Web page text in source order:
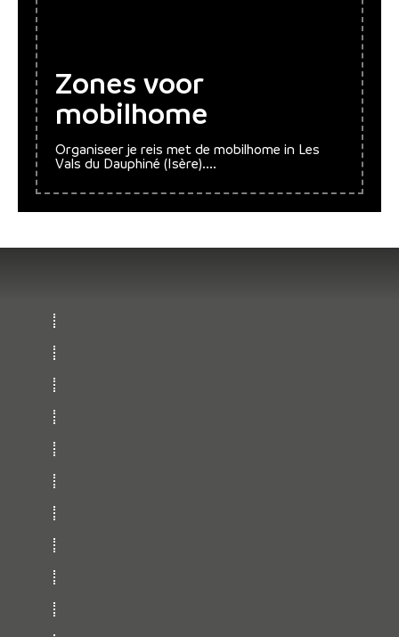
Zones voor
mobilhome
Organiseer je reis met de mobilhome in Les
Vals du Dauphiné (Isère)....